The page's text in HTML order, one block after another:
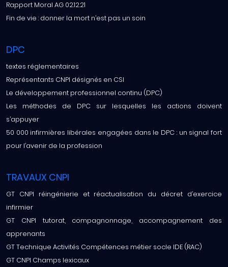
Rapport Moral AG 02.12.21
Fin de vie : donner la mort n’est pas un soin
DPC
textes réglementaires
Représentants CNPI désignés en CSI
Le développement professionnel continu (DPC)
Les méthodes de DPC sur lesquelles les actions doivent
s’appuyer
50 000 infirmières libérales engagées dans le DPC : un signal fort
pour l’avenir de la profession
TRAVAUX CNPI
GT CNPI réingénierie et réactualisation du décret d’exercice
infirmier
GT CNPI tutorat, compagnonnage, accompagnement des
apprenants
GT Technique Activités Compétences métier socle IDE (RAC)
GT CNPI Champs lexicaux